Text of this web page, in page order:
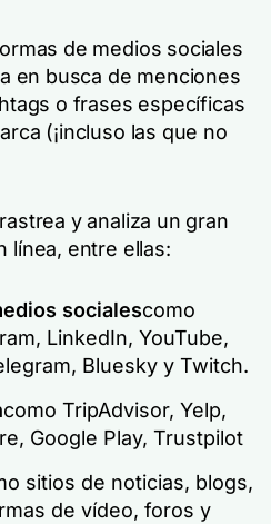
de medios sociales
en busca de menciones
o frases específicas
(¡incluso las que no
y analiza un gran
línea, entre ellas:
socialescomo
LinkedIn, YouTube,
Bluesky y Twitch.
como TripAdvisor, Yelp,
Google Play, Trustpilot
sitios de noticias, blogs,
de vídeo, foros y